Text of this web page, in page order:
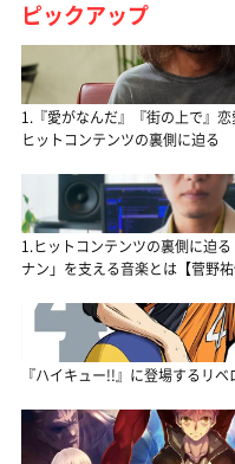
ピックアップ
1.『愛がなんだ』『街の上で』
ヒットコンテンツの裏側に迫る
1.ヒットコンテンツの裏側に迫
ナン」を支える音楽とは【菅野祐
『ハイキュー!!』に登場するリベ